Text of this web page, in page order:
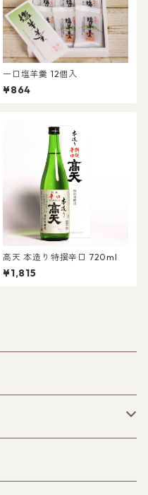
一口塩羊羹 12個入
¥864
高天 本造り特撰辛口 720ml
¥1,815